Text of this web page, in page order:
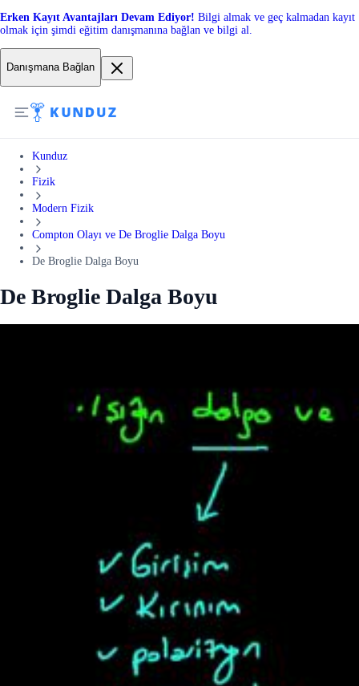
Erken Kayıt Avantajları Devam Ediyor! Bilgi almak ve geç kalmadan kayıt
olmak için şimdi eğitim danışmanına bağlan ve bilgi al.
Danışmana Bağlan
Kunduz
Fizik
Modern Fizik
Compton Olayı ve De Broglie Dalga Boyu
De Broglie Dalga Boyu
De Broglie Dalga Boyu